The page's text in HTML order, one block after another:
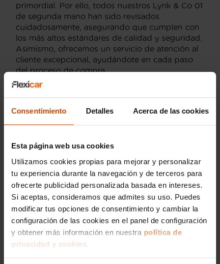
Consentimiento Detalles Acerca de las cookies
Esta página web usa cookies
Utilizamos cookies propias para mejorar y personalizar
tu experiencia durante la navegación y de terceros para
ofrecerte publicidad personalizada basada en intereses.
Si aceptas, consideramos que admites su uso. Puedes
modificar tus opciones de consentimiento y cambiar la
configuración de las cookies en el panel de configuración
y obtener más información en nuestra política de
privacidad y cookies.
primordial. Por ello, todos nuestros Lynk & Co 01
de segunda mano han sido revisados
cuidadosamente, asegurando que cumplen con
los más altos estándares de calidad y seguridad.
Asimismo, ofrecemos un servicio de atención al
cliente excepcional, ayudándote en cada paso
del proceso de compra.
Optar por un Lynk & Co 01 en Sevilla no solo te
proporcionará un vehículo fiable y económico,
sino que también tendrás acceso a nuestra red
Con Flexicar, te garantizamos una experiencia
Mejores versiones y
acabados del Lynk & Co
1 en Sevilla
Si estás buscando coches de segunda mano en